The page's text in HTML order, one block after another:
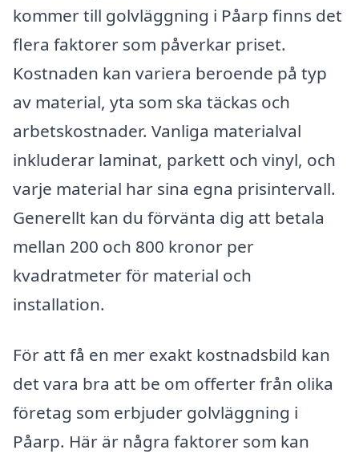
kommer till golvläggning i Påarp finns det
flera faktorer som påverkar priset.
Kostnaden kan variera beroende på typ
av material, yta som ska täckas och
arbetskostnader. Vanliga materialval
inkluderar laminat, parkett och vinyl, och
varje material har sina egna prisintervall.
Generellt kan du förvänta dig att betala
mellan 200 och 800 kronor per
kvadratmeter för material och
installation.
För att få en mer exakt kostnadsbild kan
det vara bra att be om offerter från olika
företag som erbjuder golvläggning i
Påarp. Här är några faktorer som kan